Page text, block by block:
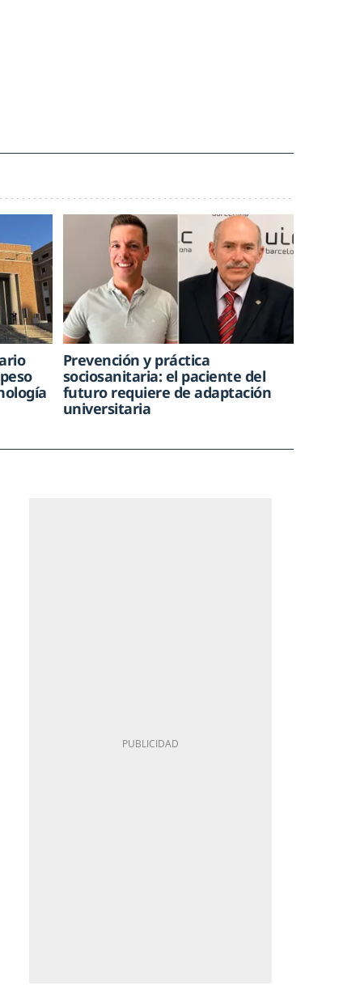
Prevención y práctica
sociosanitaria: el paciente del
futuro requiere de adaptación
universitaria